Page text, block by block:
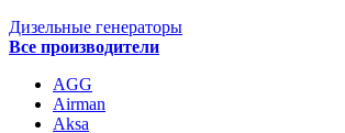
Дизельные генераторы
Все производители
AGG
Airman
Aksa